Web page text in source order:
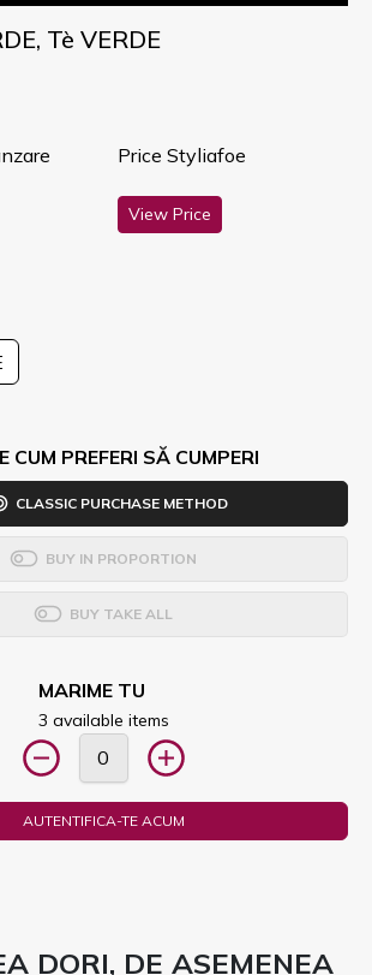
Tè VERDE
Price Styliafoe
View Price
CUM PREFERI SĂ CUMPERI
CLASSIC PURCHASE METHOD
BUY IN PROPORTION
BUY TAKE ALL
MARIME TU
3 available items
AUTENTIFICA-TE ACUM
DORI, DE ASEMENEA